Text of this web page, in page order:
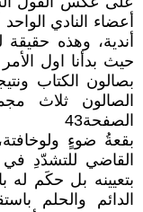
أعضاء النادي
أندية، وهذه
حيث بدأنا اول
بصالون الكتاب
الصالون ثلاث
الصفحة43
بقعةُ ضوءٍ
القاضي للتشدّدِ
بتعيينه بل حكَم له
الدائم والحلم